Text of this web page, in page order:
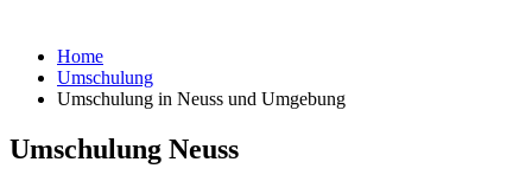
Home
Umschulung
Umschulung in Neuss und Umgebung
Umschulung Neuss